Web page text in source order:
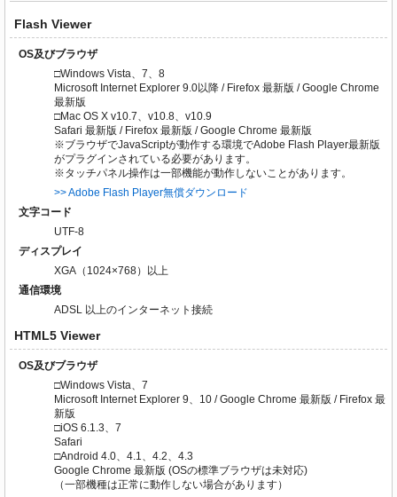
Flash Viewer
OS及びブラウザ
□Windows Vista、7、8
Microsoft Internet Explorer 9.0以降 / Firefox 最新版 / Google Chrome
最新版
□Mac OS X v10.7、v10.8、v10.9
Safari 最新版 / Firefox 最新版 / Google Chrome 最新版
※ブラウザでJavaScriptが動作する環境でAdobe Flash Player最新版
がプラグインされている必要があります。
※タッチパネル操作は一部機能が動作しないことがあります。
>> Adobe Flash Player無償ダウンロード
文字コード
UTF-8
ディスプレイ
XGA（1024×768）以上
通信環境
ADSL 以上のインターネット接続
HTML5 Viewer
OS及びブラウザ
□Windows Vista、7
Microsoft Internet Explorer 9、10 / Google Chrome 最新版 / Firefox 最
新版
□iOS 6.1.3、7
Safari
□Android 4.0、4.1、4.2、4.3
Google Chrome 最新版 (OSの標準ブラウザは未対応)
（一部機種は正常に動作しない場合があります）